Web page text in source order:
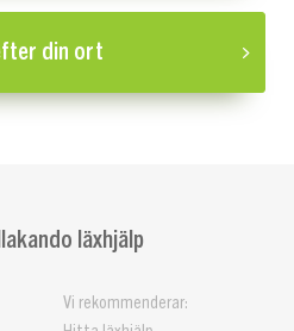
din ort
läxhjälp
Vi rekommenderar: